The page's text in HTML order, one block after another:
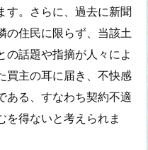
す。さらに、過去に新聞
の住民に限らず、当該土
の話題や指摘が人々によ
買主の耳に届き、不快感
ある、すなわち契約不適
を得ないと考えられま